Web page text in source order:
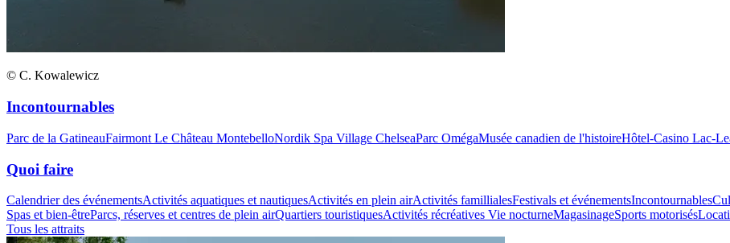
© C. Kowalewicz
Incontournables
Parc de la GatineauFairmont Le Château MontebelloNordik Spa Village ChelseaParc OmégaMusée canadien de l'histoireHôtel-Casino Lac-
Quoi faire
Calendrier des événementsActivités aquatiques et nautiquesActivités en plein airActivités famillialesFestivals et événementsIncontournables
Spas et bien-êtreParcs, réserves et centres de plein airQuartiers touristiquesActivités récréatives Vie nocturneMagasinageSports motorisés
Tous les attraits